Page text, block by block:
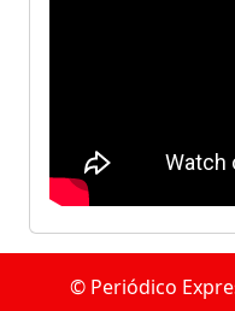
© Periódico